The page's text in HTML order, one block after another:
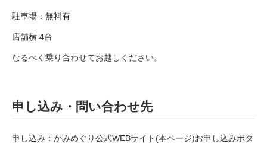
駐車場：無料有
店舗横 4台
なるべく乗り合わせてお越しください。
申し込み・問い合わせ先
申し込み： かみめぐり公式WEBサイト(本ページ)お申し込みボタ